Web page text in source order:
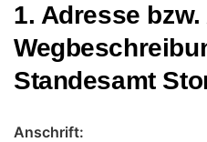
1. Adresse
Standesamt
Anschrift: